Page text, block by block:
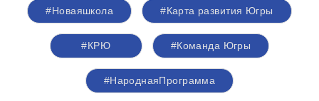
#Новаяшкола #Карта развития Югры
#КРЮ #Команда Югры
#НароднаяПрограмма